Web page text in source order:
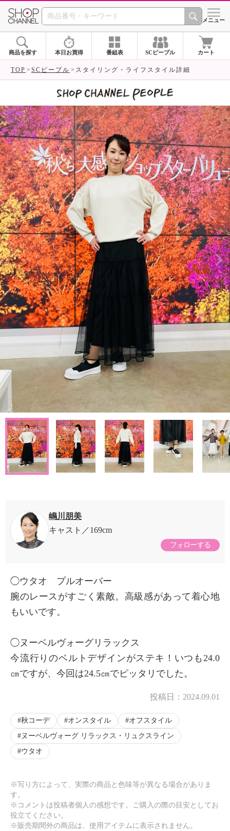
SHOP CHANNEL シメニュー
商品を探す 本日お買得 番組表 SCピープル カート
TOP SCピープル スタイリング・ライフスタイル詳細
嶋川朋美
キャスト
169cm
フォローする
◯ウタオ プルオーバー
腕のレースがすごく素敵。高級感があって着心地
もいいです。
◯ヌーベルヴォーグリラックス
今流行りのベルトデザインがステキ！いつも24.0
㎝ですが、今回は24.5㎝でピッタリでした。
投稿日： 2024.09.01
秋コーデ オンスタイル
オフスタイル
ヌーベルヴォーグ リラックス・リュクスライン
ウタオ
※写り方によって、実際の商品と色味等が異なる場合がありま
す。
※コメントは投稿者個人の感想です。ご購入の際の目安としてお
役立てください。
※販売期間外の商品は、使用アイテムに表示されません。